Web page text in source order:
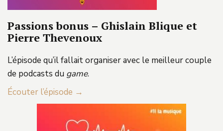
Passions bonus – Ghislain Blique et
Pierre Thevenoux
L’épisode qu’il fallait organiser avec le meilleur couple
de podcasts du game.
Écouter l’épisode →